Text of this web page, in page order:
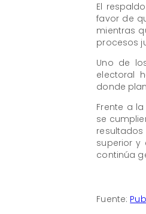
El
favor de
mientras
procesos
Uno de
electoral
donde
Frente a
se
superior y
continúa
Fuente: